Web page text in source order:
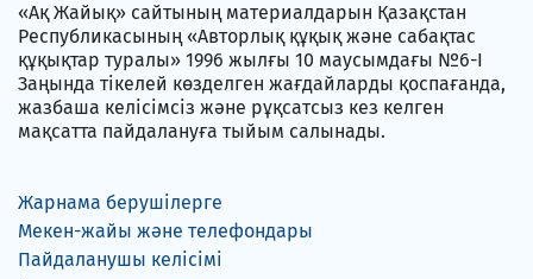
«Ақ Жайық» сайтының материалдарын Қазақстан
Республикасының «Авторлық құқық және сабақтас
құқықтар туралы» 1996 жылғы 10 маусымдағы №6-I
Заңында тікелей көзделген жағдайларды қоспағанда,
жазбаша келісімсіз және рұқсатсыз кез келген
мақсатта пайдалануға тыйым салынады.
Жарнама берушілерге
Мекен-жайы және телефондары
Пайдаланушы келісімі